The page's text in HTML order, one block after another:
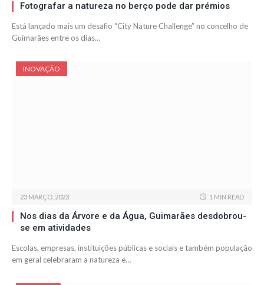
Fotografar a natureza no berço pode dar prémios
Está lançado mais um desafio “City Nature Challenge” no concelho de
Guimarães entre os dias…
INOVAÇÃO
23 MARÇO, 2023 1 MIN READ
Nos dias da Árvore e da Água, Guimarães desdobrou-
se em atividades
Escolas, empresas, instituições públicas e sociais e também população
em geral celebraram a natureza e…